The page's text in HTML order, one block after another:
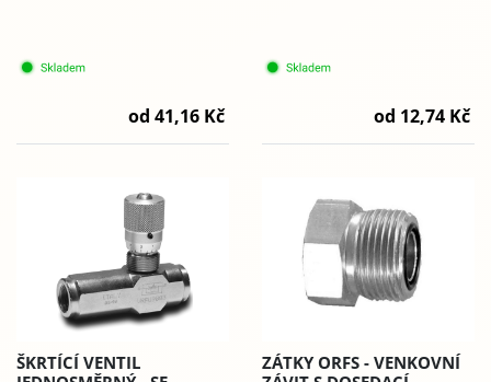
od 41,16 Kč od 12,74 Kč
ŠKRTÍCÍ VENTIL
ZÁTKY ORFS - VENKOVNÍ